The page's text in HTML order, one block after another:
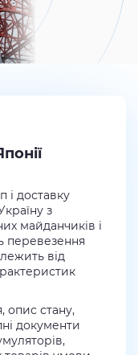
і доставку
з
майданчиків і
перевезення
від
опис стану,
документи